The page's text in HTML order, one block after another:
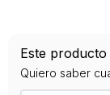
Editorial
Este
Quiero saber